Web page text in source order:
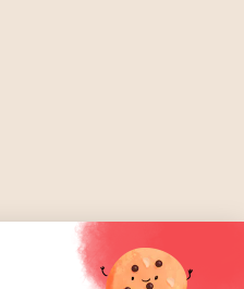
gourmands et les gourmets
de qualité au meilleur
des particuliers, que vous